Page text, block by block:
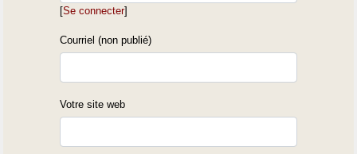
[Se connecter]
Courriel (non publié)
Votre site web